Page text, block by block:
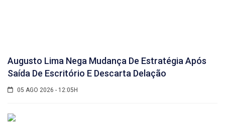
Augusto Lima Nega Mudança De Estratégia Após
Saída De Escritório E Descarta Delação
05 AGO 2026 - 12:05H